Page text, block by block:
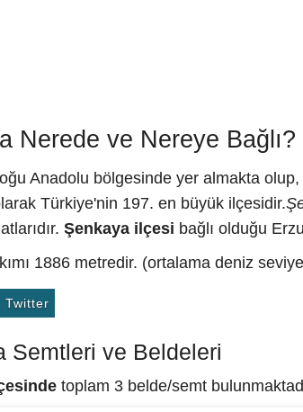
Nerede ve Nereye Bağlı?
Anadolu bölgesinde yer almakta
Türkiye'nin 197. en büyük ilçesidir.
Şenkaya ilçesi bağlı olduğu
1886 metredir. (ortalama deniz
Twitter
Semtleri ve Beldeleri
toplam 3 belde/semt